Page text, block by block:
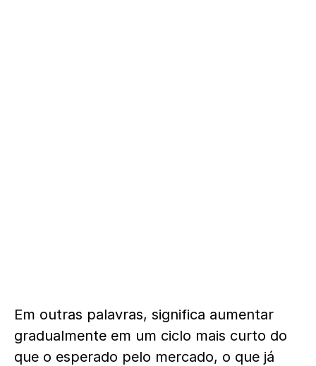
Em outras palavras, significa aumentar
gradualmente em um ciclo mais curto do
que o esperado pelo mercado, o que já